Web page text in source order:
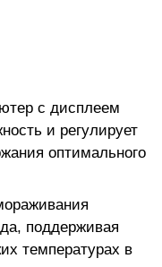
с дисплеем
и регулирует
оптимального
поддерживая
температурах в